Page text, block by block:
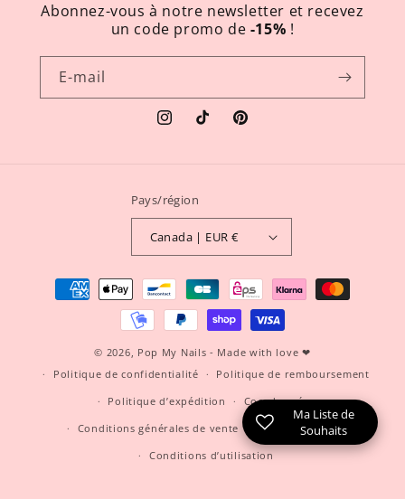
Abonnez-vous à notre newsletter et recevez
un code promo de -15% !
E-mail
InstagramTikTok Pinterest
Pays/région
Canada | EUR €
Moyens
© 2026, Pop My Nails - Made with love ❤
Politique de confidentialité
Politique de remboursement
Politique d’expédition
Coordonnées
Conditions générales de vente
Mentions légales
Conditions d’utilisation
Ma Liste de
Souhaits